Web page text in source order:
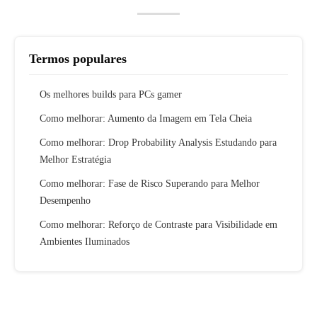
Termos populares
Os melhores builds para PCs gamer
Como melhorar: Aumento da Imagem em Tela Cheia
Como melhorar: Drop Probability Analysis Estudando para
Melhor Estratégia
Como melhorar: Fase de Risco Superando para Melhor
Desempenho
Como melhorar: Reforço de Contraste para Visibilidade em
Ambientes Iluminados